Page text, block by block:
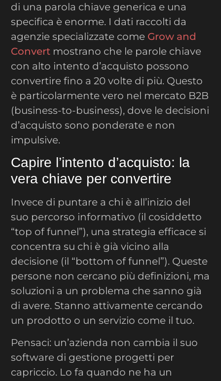
di una parola chiave generica e una
specifica è enorme. I dati raccolti da
agenzie specializzate come Grow and
Convert mostrano che le parole chiave
con alto intento d’acquisto possono
convertire fino a 20 volte di più. Questo
è particolarmente vero nel mercato B2B
(business-to-business), dove le decisioni
d’acquisto sono ponderate e non
impulsive.
Capire l’intento d’acquisto: la
vera chiave per convertire
Invece di puntare a chi è all’inizio del
suo percorso informativo (il cosiddetto
“top of funnel”), una strategia efficace si
concentra su chi è già vicino alla
decisione (il “bottom of funnel”). Queste
persone non cercano più definizioni, ma
soluzioni a un problema che sanno già
di avere. Stanno attivamente cercando
un prodotto o un servizio come il tuo.
Pensaci: un’azienda non cambia il suo
software di gestione progetti per
capriccio. Lo fa quando ne ha un